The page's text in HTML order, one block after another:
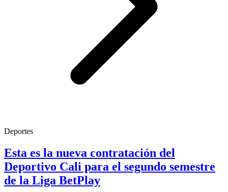
Deportes
Esta es la nueva contratación del
Deportivo Cali para el segundo semestre
de la Liga BetPlay